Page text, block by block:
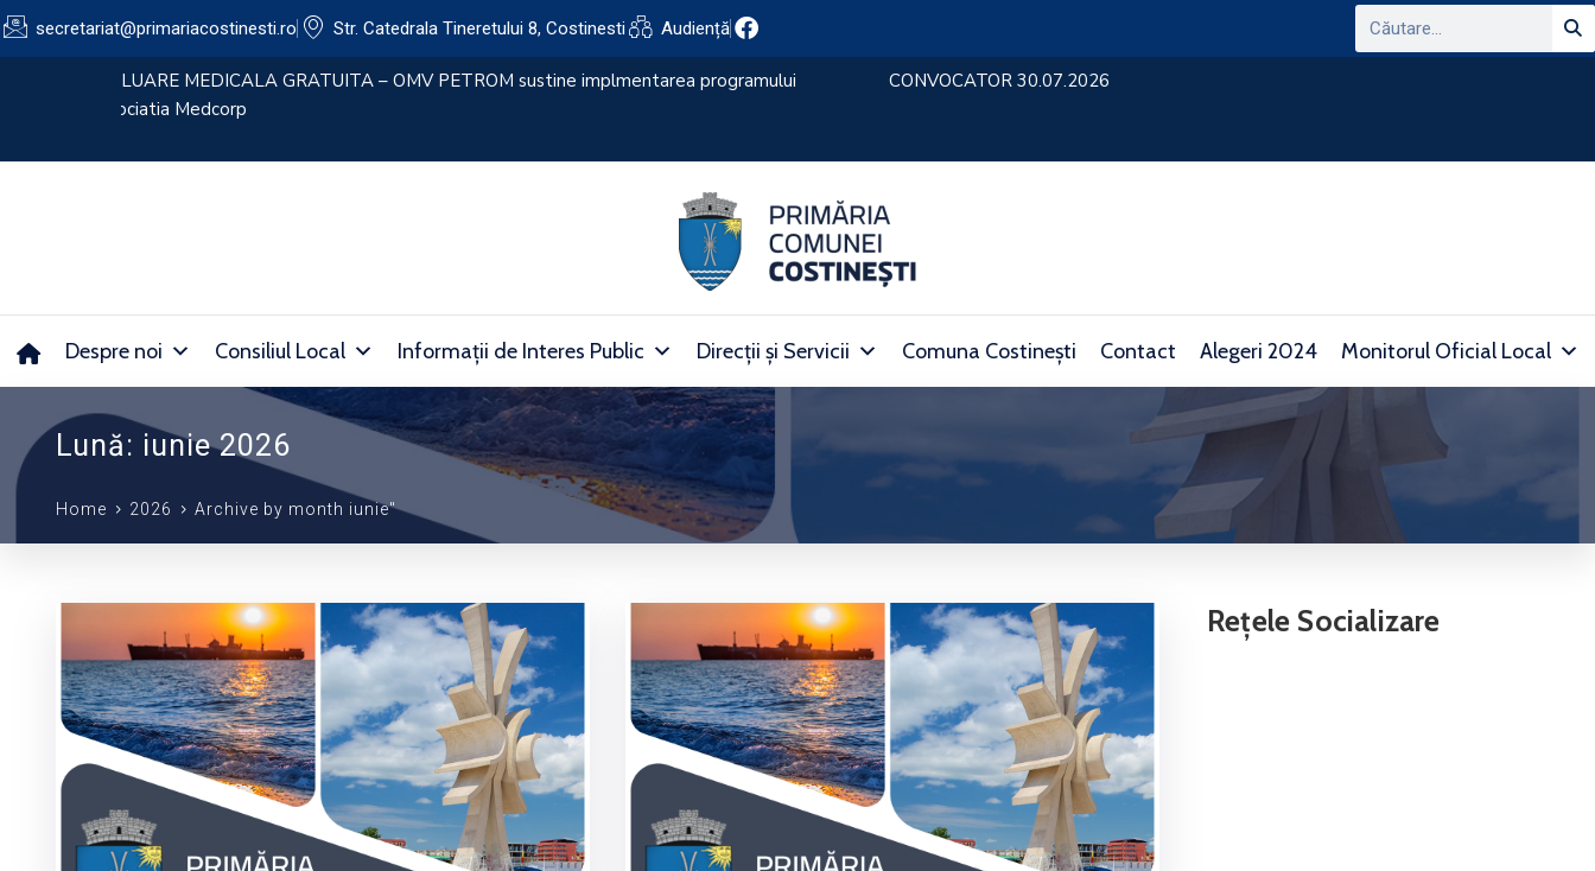
secretariat@primariacostinesti.ro​ Str. Catedrala Tineretului 8, Costinesti Audiență
CONVOCATOR 30.07.2026
Despre noi Consiliul Local Informații de Interes Public Direcții și Servicii Comuna Costinești Contact Alegeri 2024 Monitorul Oficial Local
Lună: iunie 2026
Home 2026 Archive by month iunie"
Rețele Socializare